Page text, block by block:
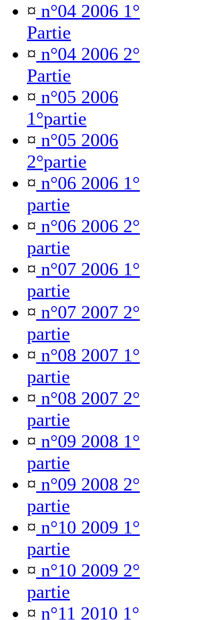
¤ n°04 2006 1°
Partie
¤ n°04 2006 2°
Partie
¤ n°05 2006
1°partie
¤ n°05 2006
2°partie
¤ n°06 2006 1°
partie
¤ n°06 2006 2°
partie
¤ n°07 2006 1°
partie
¤ n°07 2007 2°
partie
¤ n°08 2007 1°
partie
¤ n°08 2007 2°
partie
¤ n°09 2008 1°
partie
¤ n°09 2008 2°
partie
¤ n°10 2009 1°
partie
¤ n°10 2009 2°
partie
¤ n°11 2010 1°